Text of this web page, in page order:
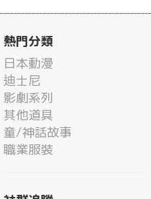
熱門分類
日本動漫
迪士尼
影劇系列
其他道具
童/神話故事
職業服裝